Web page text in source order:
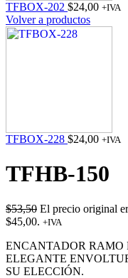
TFBOX-202 $24,00 +IVA
Volver a productos
TFBOX-228 $24,00 +IVA
TFHB-150
$53,50 El precio original
$45,00. +IVA
ENCANTADOR RAMO
ELEGANTE
SU ELECCIÓN.